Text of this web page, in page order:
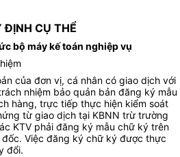
ĐỊNH CỤ THỂ
bộ máy kế toán nghiệp vụ
của đơn vị, cá nhân có giao dịch với
nhiệm bảo quản bản đăng ký mẫu
hàng, trực tiếp thực hiện kiểm soát
từ giao dịch tại KBNN trừ trường
KTV phải đăng ký mẫu chữ ký trên
Việc đăng ký chữ ký được thực
đổi.